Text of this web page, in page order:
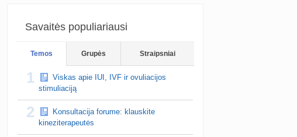
Planuojančios 2027 m. mažylius 💛
Savaitės populiariausi
Temos Grupės Straipsniai
1
Viskas apie IUI, IVF ir ovuliacijos
stimuliaciją
2
Konsultacija forume: klauskite
kineziterapeutės